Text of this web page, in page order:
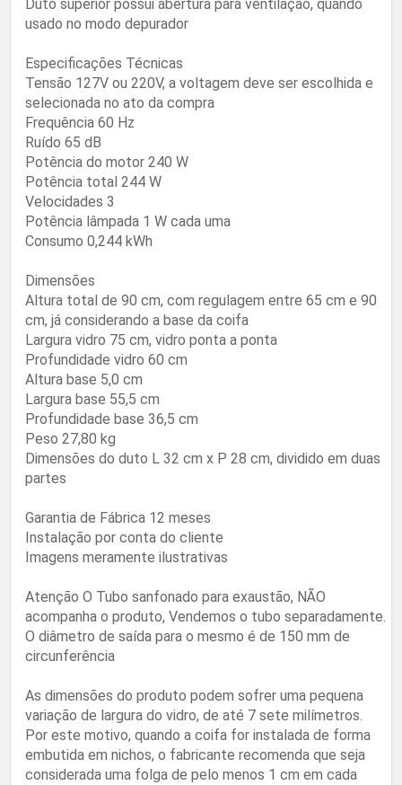
Duto superior possui abertura para ventilação, quando
usado no modo depurador
Especificações Técnicas
Tensão 127V ou 220V, a voltagem deve ser escolhida e
selecionada no ato da compra
Frequência 60 Hz
Ruído 65 dB
Potência do motor 240 W
Potência total 244 W
Velocidades 3
Potência lâmpada 1 W cada uma
Consumo 0,244 kWh
Dimensões
Altura total de 90 cm, com regulagem entre 65 cm e 90
cm, já considerando a base da coifa
Largura vidro 75 cm, vidro ponta a ponta
Profundidade vidro 60 cm
Altura base 5,0 cm
Largura base 55,5 cm
Profundidade base 36,5 cm
Peso 27,80 kg
Dimensões do duto L 32 cm x P 28 cm, dividido em duas
partes
Garantia de Fábrica 12 meses
Instalação por conta do cliente
Imagens meramente ilustrativas
Atenção O Tubo sanfonado para exaustão, NÃO
acompanha o produto, Vendemos o tubo separadamente.
O diâmetro de saída para o mesmo é de 150 mm de
circunferência
As dimensões do produto podem sofrer uma pequena
variação de largura do vidro, de até 7 sete milímetros.
Por este motivo, quando a coifa for instalada de forma
embutida em nichos, o fabricante recomenda que seja
considerada uma folga de pelo menos 1 cm em cada